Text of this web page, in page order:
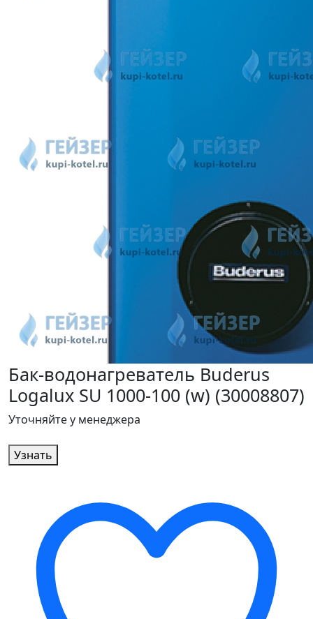
Бак-водонагреватель Buderus
Logalux SU 1000-100 (w) (30008807)
Уточняйте у менеджера
Узнать